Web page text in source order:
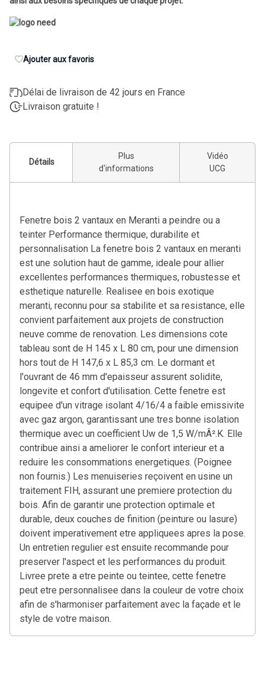
Ajouter aux favoris
Délai de livraison de 42 jours en France
Livraison gratuite !
Détails
Plus
d'informations
Vidéo
UCG
Fenetre bois 2 vantaux en Meranti a peindre ou a
teinter Performance thermique, durabilite et
personnalisation La fenetre bois 2 vantaux en meranti
est une solution haut de gamme, ideale pour allier
excellentes performances thermiques, robustesse et
esthetique naturelle. Realisee en bois exotique
meranti, reconnu pour sa stabilite et sa resistance, elle
convient parfaitement aux projets de construction
neuve comme de renovation. Les dimensions cote
tableau sont de H 145 x L 80 cm, pour une dimension
hors tout de H 147,6 x L 85,3 cm. Le dormant et
l'ouvrant de 46 mm d'epaisseur assurent solidite,
longevite et confort d'utilisation. Cette fenetre est
equipee d'un vitrage isolant 4/16/4 a faible emissivite
avec gaz argon, garantissant une tres bonne isolation
thermique avec un coefficient Uw de 1,5 W/mÂ².K. Elle
contribue ainsi a ameliorer le confort interieur et a
reduire les consommations energetiques. (Poignee
non fournis.) Les menuiseries reçoivent en usine un
traitement FIH, assurant une premiere protection du
bois. Afin de garantir une protection optimale et
durable, deux couches de finition (peinture ou lasure)
doivent imperativement etre appliquees apres la pose.
Un entretien regulier est ensuite recommande pour
preserver l'aspect et les performances du produit.
Livree prete a etre peinte ou teintee, cette fenetre
peut etre personnalisee dans la couleur de votre choix
afin de s'harmoniser parfaitement avec la façade et le
style de votre maison.